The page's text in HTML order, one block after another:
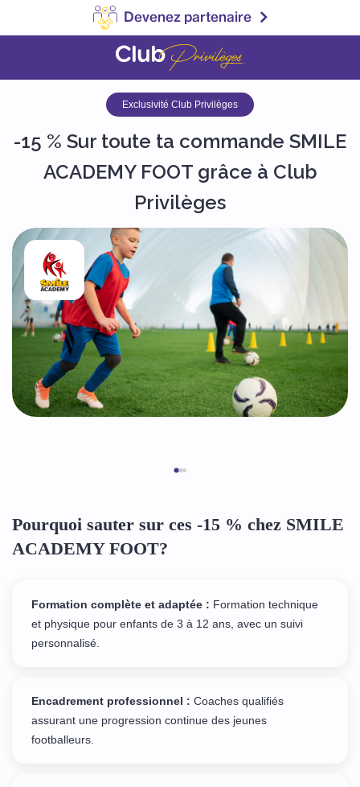
Devenez partenaire
Exclusivité Club Privilèges
-15 % Sur toute ta commande SMILE
ACADEMY FOOT grâce à Club
Privilèges
Pourquoi sauter sur ces -15 % chez SMILE
ACADEMY FOOT?
Formation complète et adaptée : Formation technique
et physique pour enfants de 3 à 12 ans, avec un suivi
personnalisé.
Encadrement professionnel : Coaches qualifiés
assurant une progression continue des jeunes
footballeurs.